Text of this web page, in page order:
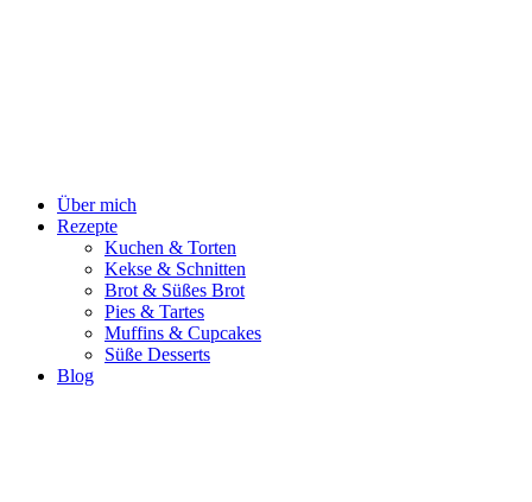
Über mich
Rezepte
Kuchen & Torten
Kekse & Schnitten
Brot & Süßes Brot
Pies & Tartes
Muffins & Cupcakes
Süße Desserts
Blog